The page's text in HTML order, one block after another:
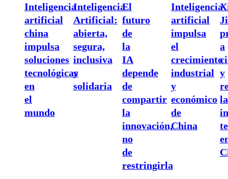
Inteligencia
artificial
china
impulsa
soluciones
tecnológicas
en
el
mundo
Inteligencia
Artificial:
abierta,
segura,
inclusiva
y
solidaria
El
futuro
de
la
IA
depende
de
compartir
la
innovación,
no
de
restringirla
Inteligencia
artificial
impulsa
el
crecimiento
industrial
y
económico
de
China
a
y
la